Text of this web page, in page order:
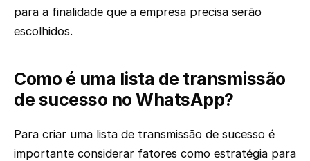
para a finalidade que a empresa precisa serão
escolhidos.
Como é uma lista de transmissão
de sucesso no WhatsApp?
Para criar uma lista de transmissão de sucesso é
importante considerar fatores como estratégia para